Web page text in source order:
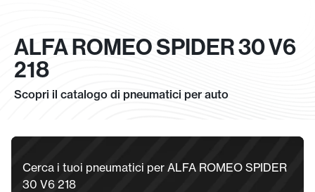
ALFA ROMEO SPIDER 30 V6
218
Scopri il catalogo di pneumatici per auto
Cerca i tuoi pneumatici per ALFA ROMEO SPIDER
30 V6 218